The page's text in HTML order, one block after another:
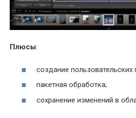
Плюсы:
создание пользовательских
пакетная обработка;
сохранение изменений в